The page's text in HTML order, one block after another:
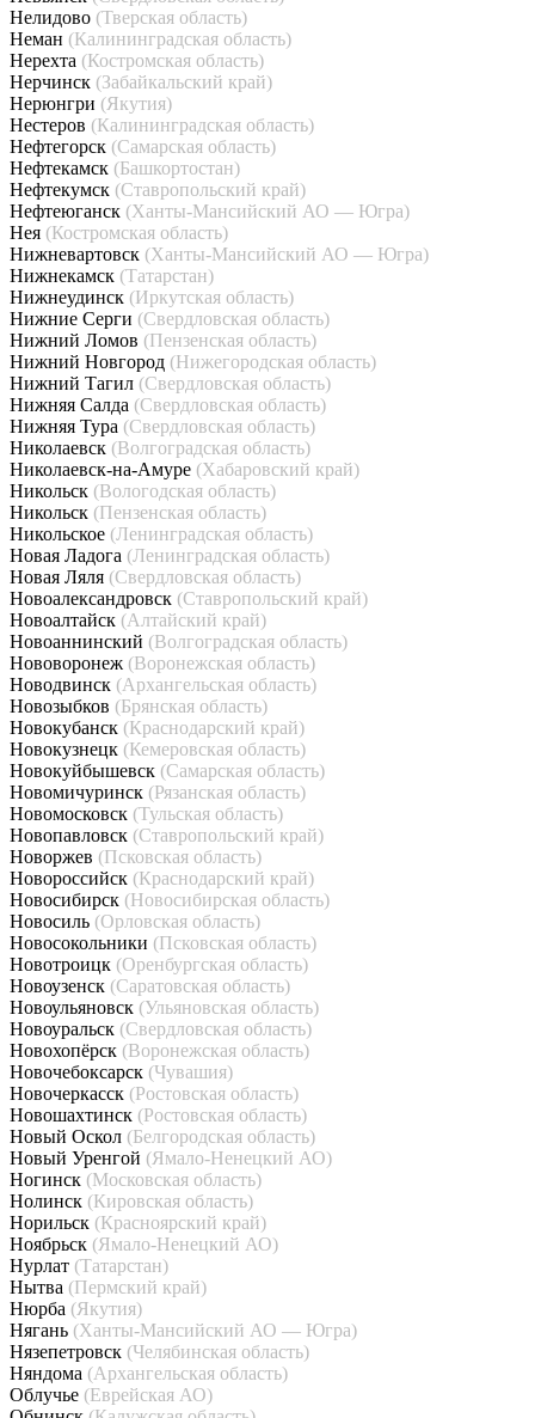
Нелидово (Тверская область)
Неман (Калининградская область)
Нерехта (Костромская область)
Нерчинск (Забайкальский край)
Нерюнгри (Якутия)
Нестеров (Калининградская область)
Нефтегорск (Самарская область)
Нефтекамск (Башкортостан)
Нефтекумск (Ставропольский край)
Нефтеюганск (Ханты-Мансийский АО — Югра)
Нея (Костромская область)
Нижневартовск (Ханты-Мансийский АО — Югра)
Нижнекамск (Татарстан)
Нижнеудинск (Иркутская область)
Нижние Серги (Свердловская область)
Нижний Ломов (Пензенская область)
Нижний Новгород (Нижегородская область)
Нижний Тагил (Свердловская область)
Нижняя Салда (Свердловская область)
Нижняя Тура (Свердловская область)
Николаевск (Волгоградская область)
Николаевск-на-Амуре (Хабаровский край)
Никольск (Вологодская область)
Никольск (Пензенская область)
Никольское (Ленинградская область)
Новая Ладога (Ленинградская область)
Новая Ляля (Свердловская область)
Новоалександровск (Ставропольский край)
Новоалтайск (Алтайский край)
Новоаннинский (Волгоградская область)
Нововоронеж (Воронежская область)
Новодвинск (Архангельская область)
Новозыбков (Брянская область)
Новокубанск (Краснодарский край)
Новокузнецк (Кемеровская область)
Новокуйбышевск (Самарская область)
Новомичуринск (Рязанская область)
Новомосковск (Тульская область)
Новопавловск (Ставропольский край)
Новоржев (Псковская область)
Новороссийск (Краснодарский край)
Новосибирск (Новосибирская область)
Новосиль (Орловская область)
Новосокольники (Псковская область)
Новотроицк (Оренбургская область)
Новоузенск (Саратовская область)
Новоульяновск (Ульяновская область)
Новоуральск (Свердловская область)
Новохопёрск (Воронежская область)
Новочебоксарск (Чувашия)
Новочеркасск (Ростовская область)
Новошахтинск (Ростовская область)
Новый Оскол (Белгородская область)
Новый Уренгой (Ямало-Ненецкий АО)
Ногинск (Московская область)
Нолинск (Кировская область)
Норильск (Красноярский край)
Ноябрьск (Ямало-Ненецкий АО)
Нурлат (Татарстан)
Нытва (Пермский край)
Нюрба (Якутия)
Нягань (Ханты-Мансийский АО — Югра)
Нязепетровск (Челябинская область)
Няндома (Архангельская область)
Облучье (Еврейская АО)